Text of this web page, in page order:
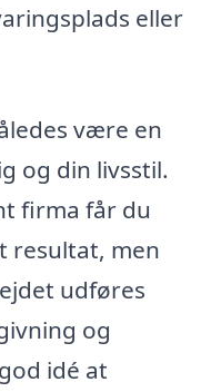
eller
være en
og din livsstil.
firma får du
resultat, men
udføres
og
idé at